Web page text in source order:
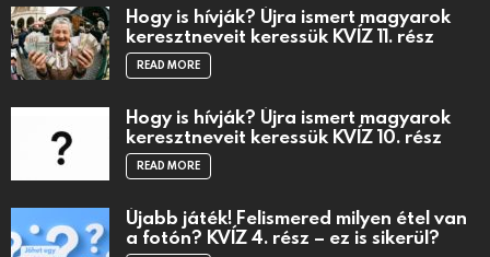
Hogy is hívják? Újra ismert magyarok
keresztneveit keressük KVÍZ 11. rész
READ MORE
Hogy is hívják? Újra ismert magyarok
keresztneveit keressük KVÍZ 10. rész
READ MORE
Újabb játék! Felismered milyen étel van
a fotón? KVÍZ 4. rész – ez is sikerül?